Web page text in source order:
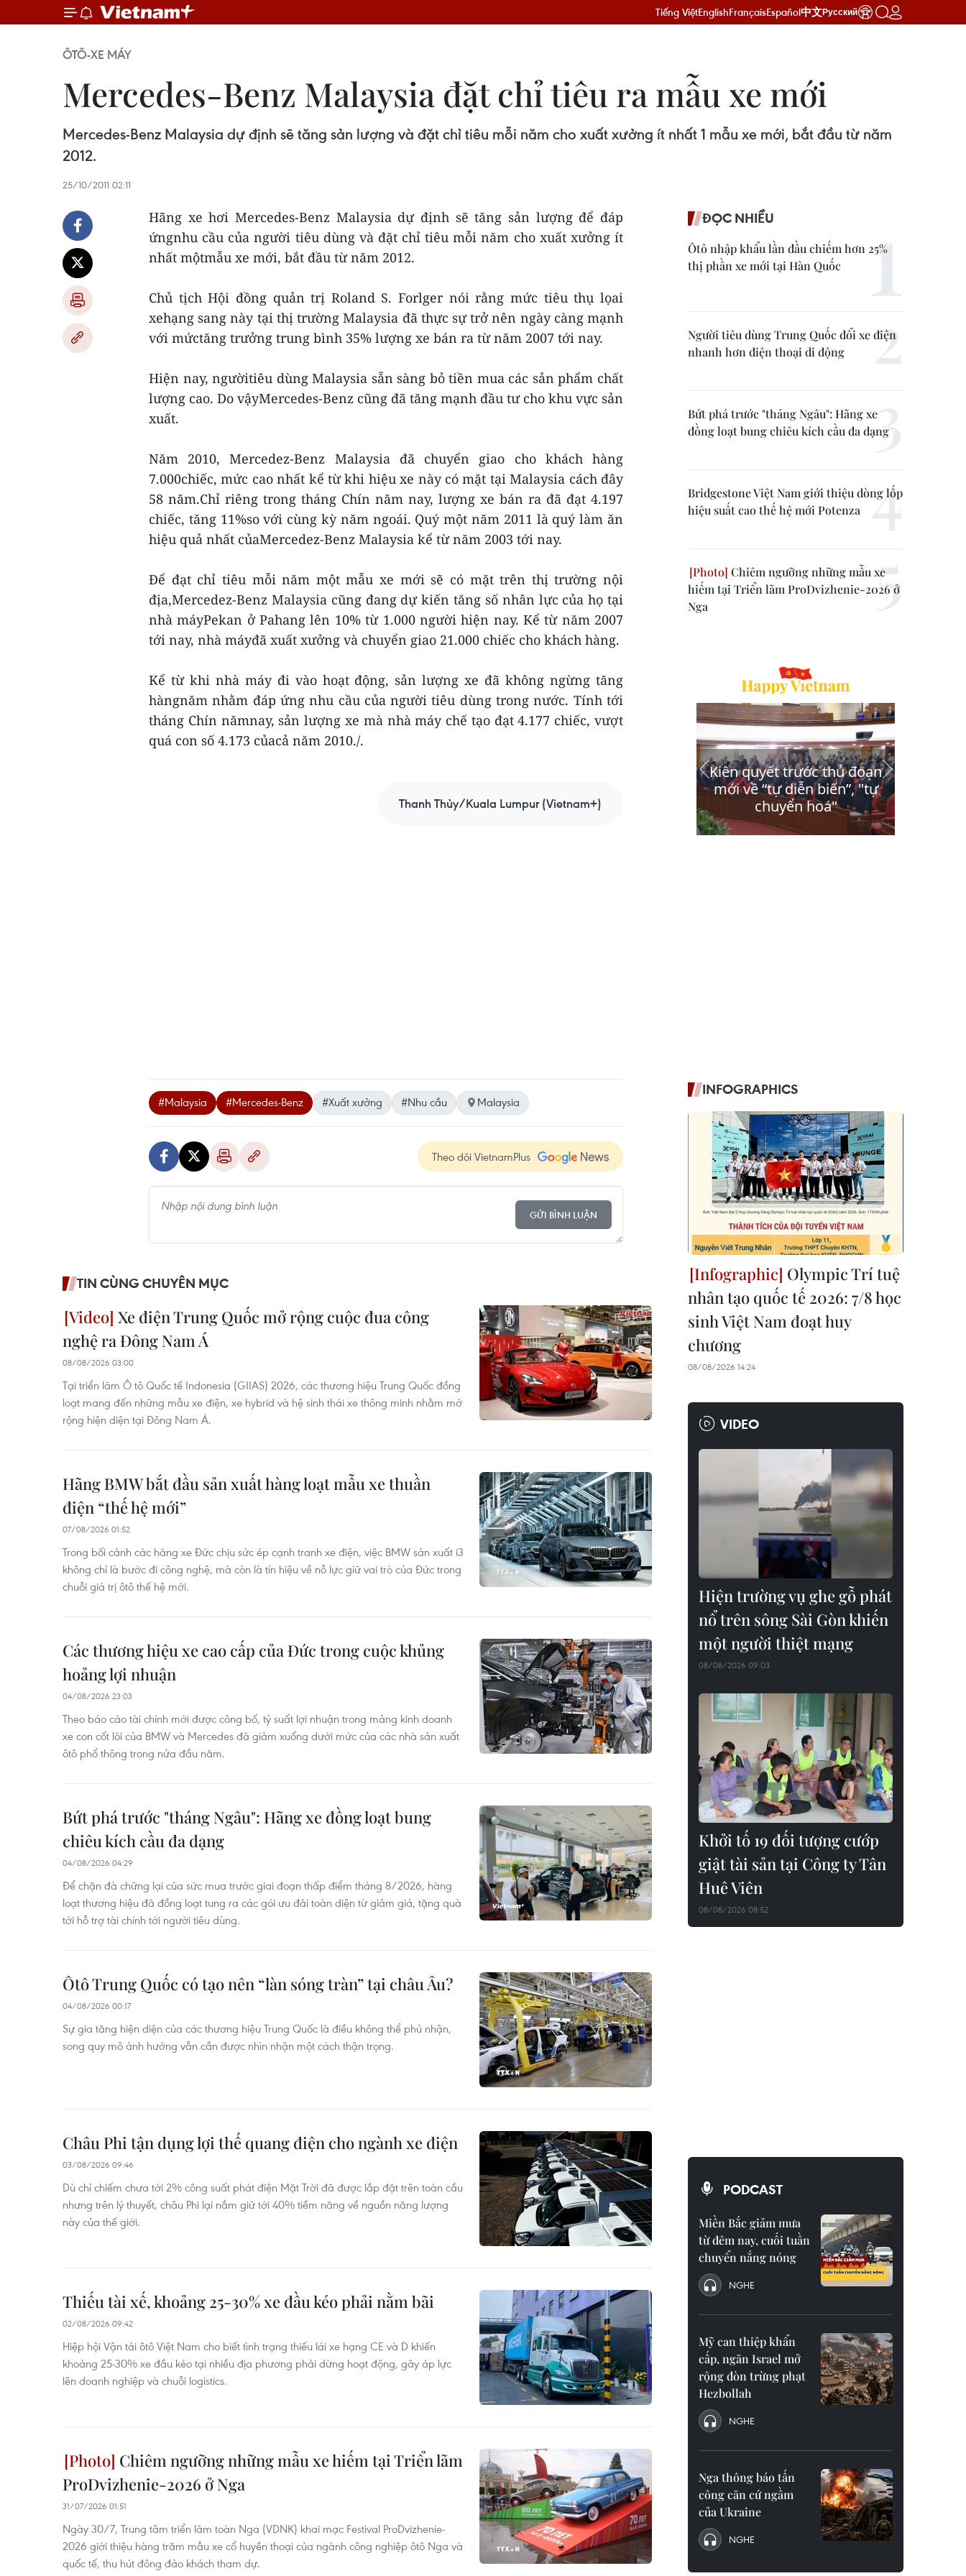
Tiếng ViệtEnglishFrançaisEspañol中文Русский
ÔTÔ-XE MÁY
Mercedes-Benz Malaysia đặt chỉ tiêu ra mẫu xe mới
Mercedes-Benz Malaysia dự định sẽ tăng sản lượng và đặt chỉ tiêu mỗi năm cho xuất xưởng ít nhất 1 mẫu xe mới, bắt đầu từ năm
2012.
25/10/2011 02:11
Hãng xe hơi Mercedes-Benz Malaysia dự định sẽ tăng sản lượng để đáp
ứngnhu cầu của người tiêu dùng và đặt chỉ tiêu mỗi năm cho xuất xưởng ít
nhất mộtmẫu xe mới, bắt đầu từ năm 2012.
Chủ tịch Hội đồng quản trị Roland S. Forlger nói rằng mức tiêu thụ lọai
xehạng sang này tại thị trường Malaysia đã thực sự trở nên ngày càng mạnh
với mứctăng trưởng trung bình 35% lượng xe bán ra từ năm 2007 tới nay.
Hiện nay, ngườitiêu dùng Malaysia sẵn sàng bỏ tiền mua các sản phẩm chất
lượng cao. Do vậyMercedes-Benz cũng đã tăng mạnh đầu tư cho khu vực sản
xuất.
Năm 2010, Mercedez-Benz Malaysia đã chuyển giao cho khách hàng
7.000chiếc, mức cao nhất kể từ khi hiệu xe này có mặt tại Malaysia cách đây
58 năm.Chỉ riêng trong tháng Chín năm nay, lượng xe bán ra đã đạt 4.197
chiếc, tăng 11%so với cùng kỳ năm ngoái. Quý một năm 2011 là quý làm ăn
hiệu quả nhất củaMercedez-Benz Malaysia kể từ năm 2003 tới nay.
Để đạt chỉ tiêu mỗi năm một mẫu xe mới sẽ có mặt trên thị trường nội
địa,Mercedez-Benz Malaysia cũng đang dự kiến tăng số nhân lực của họ tại
nhà máyPekan ở Pahang lên 10% từ 1.000 người hiện nay. Kể từ năm 2007
tới nay, nhà máyđã xuất xưởng và chuyển giao 21.000 chiếc cho khách hàng.
Kể từ khi nhà máy đi vào hoạt động, sản lượng xe đã không ngừng tăng
hàngnăm nhằm đáp ứng nhu cầu của người tiêu dùng trong nước. Tính tới
tháng Chín nămnay, sản lượng xe mà nhà máy chế tạo đạt 4.177 chiếc, vượt
quá con số 4.173 củacả năm 2010./.
Thanh Thủy/Kuala Lumpur (Vietnam+)
#Malaysia #Mercedes-Benz #Xuất xưởng #Nhu cầu Malaysia
Theo dõi VietnamPlus
GỬI BÌNH LUẬN
TIN CÙNG CHUYÊN MỤC
Xe điện Trung Quốc mở rộng cuộc đua công
nghệ ra Đông Nam Á
08/08/2026 03:00
Tại triển lãm Ô tô Quốc tế Indonesia (GIIAS) 2026, các thương hiệu Trung Quốc đồng
loạt mang đến những mẫu xe điện, xe hybrid và hệ sinh thái xe thông minh nhằm mở
rộng hiện diện tại Đông Nam Á.
Hãng BMW bắt đầu sản xuất hàng loạt mẫu xe thuần
điện “thế hệ mới”
07/08/2026 01:52
Trong bối cảnh các hãng xe Đức chịu sức ép cạnh tranh xe điện, việc BMW sản xuất i3
không chỉ là bước đi công nghệ, mà còn là tín hiệu về nỗ lực giữ vai trò của Đức trong
chuỗi giá trị ôtô thế hệ mới.
Các thương hiệu xe cao cấp của Đức trong cuộc khủng
hoảng lợi nhuận
04/08/2026 23:03
Theo báo cáo tài chính mới được công bố, tỷ suất lợi nhuận trong mảng kinh doanh
xe con cốt lõi của BMW và Mercedes đã giảm xuống dưới mức của các nhà sản xuất
ôtô phổ thông trong nửa đầu năm.
Bứt phá trước "tháng Ngâu": Hãng xe đồng loạt bung
chiêu kích cầu đa dạng
04/08/2026 04:29
Để chặn đà chững lại của sức mua trước giai đoạn thấp điểm tháng 8/2026, hàng
loạt thương hiệu đã đồng loạt tung ra các gói ưu đãi toàn diện từ giảm giá, tặng quà
tới hỗ trợ tài chính tới người tiêu dùng.
Ôtô Trung Quốc có tạo nên “làn sóng tràn” tại châu Âu?
04/08/2026 00:17
Sự gia tăng hiện diện của các thương hiệu Trung Quốc là điều không thể phủ nhận,
song quy mô ảnh hưởng vẫn cần được nhìn nhận một cách thận trọng.
Châu Phi tận dụng lợi thế quang điện cho ngành xe điện
03/08/2026 09:46
Dù chỉ chiếm chưa tới 2% công suất phát điện Mặt Trời đã được lắp đặt trên toàn cầu
nhưng trên lý thuyết, châu Phi lại nắm giữ tới 40% tiềm năng về nguồn năng lượng
này của thế giới.
Thiếu tài xế, khoảng 25-30% xe đầu kéo phải nằm bãi
02/08/2026 09:42
Hiệp hội Vận tải ôtô Việt Nam cho biết tình trạng thiếu lái xe hạng CE và D khiến
khoảng 25-30% xe đầu kéo tại nhiều địa phương phải dừng hoạt động, gây áp lực
lên doanh nghiệp và chuỗi logistics.
Chiêm ngưỡng những mẫu xe hiếm tại Triển lãm
ProDvizhenie-2026 ở Nga
31/07/2026 01:51
Ngày 30/7, Trung tâm triển lãm toàn Nga (VDNK) khai mạc Festival ProDvizhenie-
2026 giới thiệu hàng trăm mẫu xe cổ huyền thoại của ngành công nghiệp ôtô Nga và
quốc tế, thu hút đông đảo khách tham dự.
ĐỌC NHIỀU
Ôtô nhập khẩu lần đầu chiếm hơn 25%
thị phần xe mới tại Hàn Quốc
Người tiêu dùng Trung Quốc đổi xe điện
nhanh hơn điện thoại di động
Bứt phá trước "tháng Ngâu": Hãng xe
đồng loạt bung chiêu kích cầu đa dạng
Bridgestone Việt Nam giới thiệu dòng lốp
hiệu suất cao thế hệ mới Potenza
Chiêm ngưỡng những mẫu xe
hiếm tại Triển lãm ProDvizhenie-2026 ở
Nga
INFOGRAPHICS
Olympic Trí tuệ
nhân tạo quốc tế 2026: 7/8 học
sinh Việt Nam đoạt huy
chương
08/08/2026 14:24
VIDEO
Hiện trường vụ ghe gỗ phát
nổ trên sông Sài Gòn khiến
một người thiệt mạng
08/08/2026 09:03
Khởi tố 19 đối tượng cướp
giật tài sản tại Công ty Tân
Huê Viên
08/08/2026 08:52
PODCAST
Miền Bắc giảm mưa
từ đêm nay, cuối tuần
chuyển nắng nóng
NGHE
Mỹ can thiệp khẩn
cấp, ngăn Israel mở
rộng đòn trừng phạt
Hezbollah
NGHE
Nga thông báo tấn
công căn cứ ngầm
của Ukraine
NGHE